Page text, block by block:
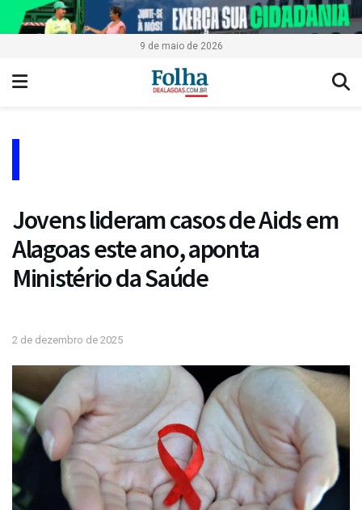
9 de maio de 2026
Jovens lideram casos de Aids em
Alagoas este ano, aponta
Ministério da Saúde
2 de dezembro de 2025